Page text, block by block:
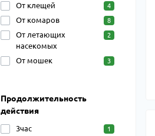
От клещей 4
От комаров 8
От летающих
насекомых
2
От мошек 3
Продолжительность
действия
3час 1